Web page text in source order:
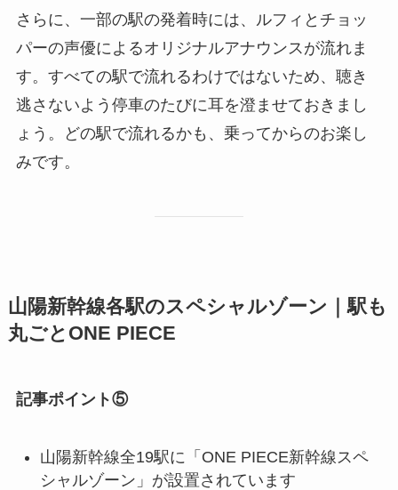
さらに、一部の駅の発着時には、ルフィとチョッ
パーの声優によるオリジナルアナウンスが流れま
す。すべての駅で流れるわけではないため、聴き
逃さないよう停車のたびに耳を澄ませておきまし
ょう。どの駅で流れるかも、乗ってからのお楽し
みです。
山陽新幹線各駅のスペシャルゾーン｜駅も
丸ごとONE PIECE
記事ポイント⑤
山陽新幹線全19駅に「ONE PIECE新幹線スペ
シャルゾーン」が設置されています